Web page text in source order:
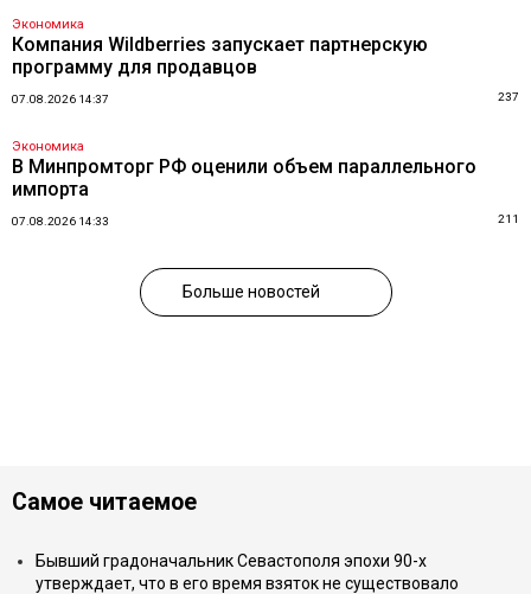
Экономика
Компания Wildberries запускает партнерскую
программу для продавцов
07.08.2026 14:37 237
Экономика
В Минпромторг РФ оценили объем параллельного
импорта
07.08.2026 14:33 211
Больше новостей
Самое читаемое
Бывший градоначальник Севастополя эпохи 90-х
утверждает, что в его время взяток не существовало